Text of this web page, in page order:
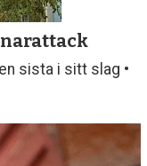
sista i sitt slag •